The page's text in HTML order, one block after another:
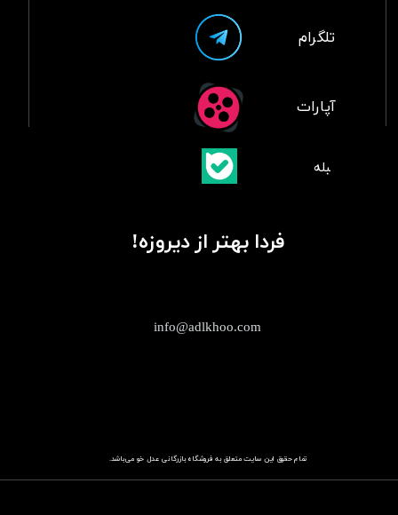
تمام حقوق این سایت متعلق به فروشگاهباز​​​​​​​رگانی عدل خو می‌باشد.
info@adlkhoo.com
فردا بهتر از دیروزه!
آپارات
تلگرام
​بلبله​​​​​​​بله